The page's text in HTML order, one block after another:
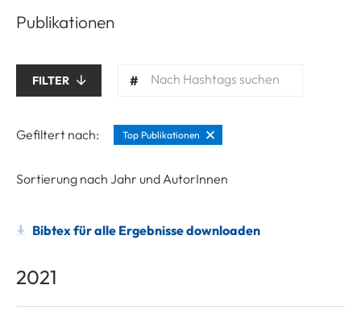
Publikationen
FILTER Nach Hashtags suchen
Gefiltert nach: Top Publikationen
Sortierung nach Jahr und AutorInnen
Bibtex für alle Ergebnisse downloaden
2021